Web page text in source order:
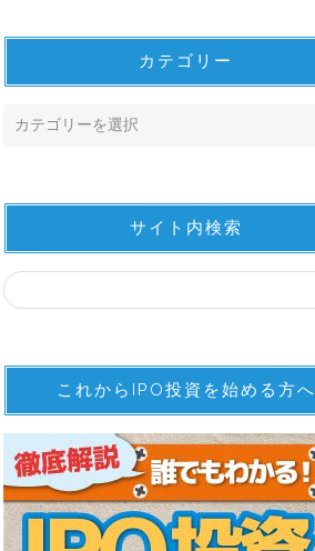
カテゴリー
サイト内検索
これからIPO投資を始める方へ